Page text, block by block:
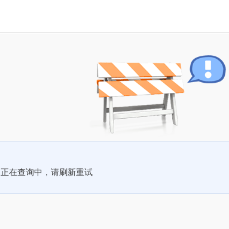
正在查询中，请刷新重试